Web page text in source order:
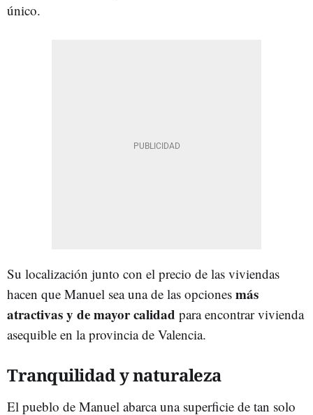
único.
Su localización junto con el precio de las viviendas
hacen que Manuel sea una de las opciones más
atractivas y de mayor calidad para encontrar vivienda
asequible en la provincia de Valencia.
Tranquilidad y naturaleza
El pueblo de Manuel abarca una superficie de tan solo